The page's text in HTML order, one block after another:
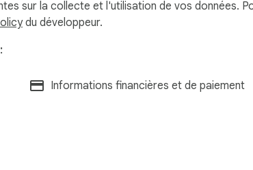
sur la collecte et l'utilisation de vos données.
du développeur.
Informations financières et de paiement